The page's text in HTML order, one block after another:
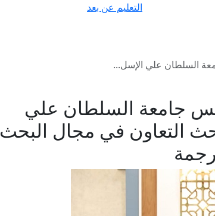
التعليم عن بعد
السلطان علي الإسل...
جامعة السلطان علي
التعاون في مجال البحث